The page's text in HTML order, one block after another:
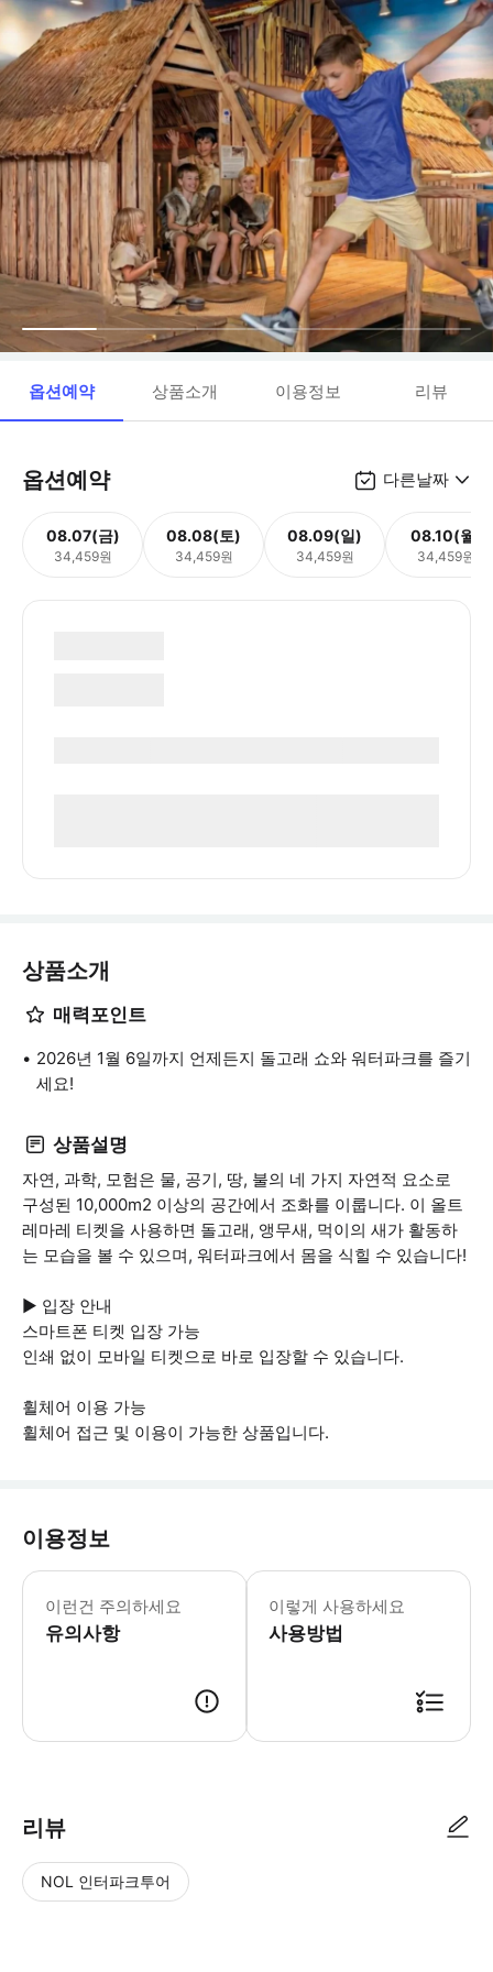
옵션예약 상품소개 이용정보 리뷰
옵션예약 다른날짜
08.07(금)
34,459원
08.08(토)
34,459원
08.09(일)
34,459원
08.10(월)
34,459원
상품소개
매력포인트
2026년 1월 6일까지 언제든지 돌고래 쇼와 워터파크를 즐기
세요!
상품설명
자연, 과학, 모험은 물, 공기, 땅, 불의 네 가지 자연적 요소로
구성된 10,000m2 이상의 공간에서 조화를 이룹니다. 이 올트
레마레 티켓을 사용하면 돌고래, 앵무새, 먹이의 새가 활동하
는 모습을 볼 수 있으며, 워터파크에서 몸을 식힐 수 있습니다!
▶ 입장 안내
스마트폰 티켓 입장 가능
인쇄 없이 모바일 티켓으로 바로 입장할 수 있습니다.
휠체어 이용 가능
휠체어 접근 및 이용이 가능한 상품입니다.
이용정보
이런건 주의하세요
유의사항
▶ 꼭 알아두세요 100cm 미만 어린이
이렇게 사용하세요
사용방법
리뷰
NOL 인터파크투어